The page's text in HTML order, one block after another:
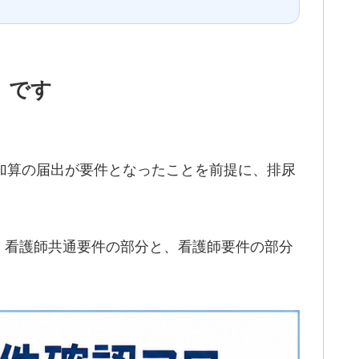
です
の届出が要件となったことを前提に、排尿
護師共通要件の部分と、看護師要件の部分